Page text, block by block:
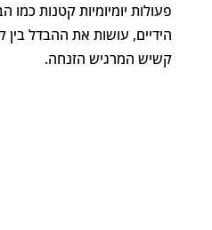
פעולות יומיומיות קטנות
הידיים, עושות את ההבדל
קשיש המרגיש הזנחה.